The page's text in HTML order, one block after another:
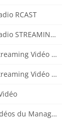
RCAST
Manager Radio STREAMING CENTER
Manager Streaming Vidéo TVMCP
Manager Streaming Vidéo VDO
Tutoriels vidéos du Manager Radio CentovaCast